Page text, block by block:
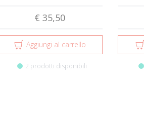
€ 35,50
Aggiungi al carrello
2 prodotti disponibili